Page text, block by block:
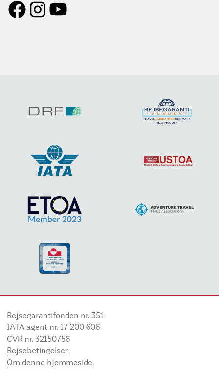
Rejsegarantifonden nr. 351
IATA agent nr. 17 200 606
CVR nr. 32150756
Rejsebetingelser
Om denne hjemmeside